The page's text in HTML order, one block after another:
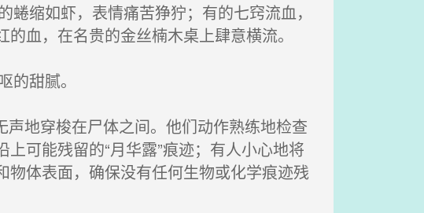
缩如虾，表情痛苦狰狞；有的七窍流血，
血，在名贵的金丝楠木桌上肆意横流。
甜腻。
地穿梭在尸体之间。他们动作熟练地检查
可能残留的“月华露”痕迹；有人小心地将
体表面，确保没有任何生物或化学痕迹残